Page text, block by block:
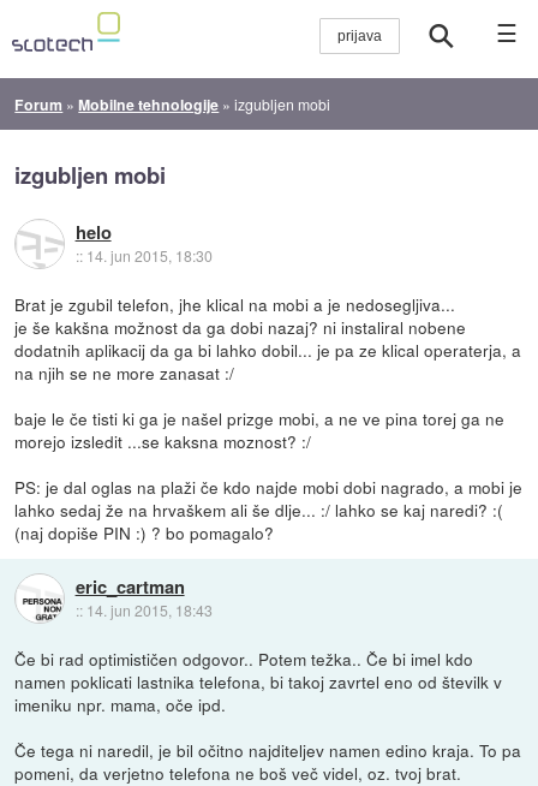
☰
Forum »Mobilne tehnologije »izgubljen mobi
izgubljen mobi
helo
:: 14. jun 2015, 18:30
Brat je zgubil telefon, jhe klical na mobi a je nedosegljiva...
je še kakšna možnost da ga dobi nazaj? ni instaliral nobene
dodatnih aplikacij da ga bi lahko dobil... je pa ze klical operaterja, a
na njih se ne more zanasat :/
baje le če tisti ki ga je našel prizge mobi, a ne ve pina torej ga ne
morejo izsledit ...se kaksna moznost? :/
PS: je dal oglas na plaži če kdo najde mobi dobi nagrado, a mobi je
lahko sedaj že na hrvaškem ali še dlje... :/ lahko se kaj naredi? :(
(naj dopiše PIN :) ? bo pomagalo?
eric_cartman
:: 14. jun 2015, 18:43
Če bi rad optimističen odgovor.. Potem težka.. Če bi imel kdo
namen poklicati lastnika telefona, bi takoj zavrtel eno od številk v
imeniku npr. mama, oče ipd.
Če tega ni naredil, je bil očitno najditeljev namen edino kraja. To pa
pomeni, da verjetno telefona ne boš več videl, oz. tvoj brat.